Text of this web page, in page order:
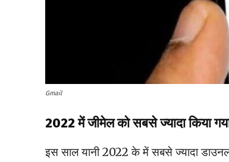
Gmail
2022 में जीमेल को सबसे ज्यादा किया
इस साल यानी 2022 के में सबसे ज्यादा